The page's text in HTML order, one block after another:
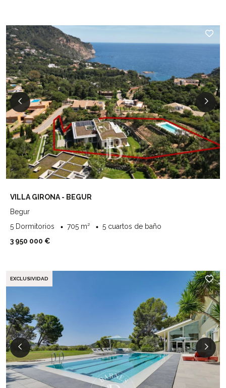
VILLA GIRONA - BEGUR
Begur
5 Dormitorios
705 m²
5 cuartos de baño
3 950 000 €
EXCLUSIVIDAD